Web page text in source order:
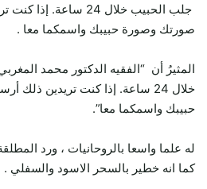
جلب الحبيب خلال 24
صورتك وصورة حبيبك واسمكما معا .
المثيرُ أن “الفقيه الدكتور محمد
خلال 24 ساعة. إذا كنت تريدين
حبيبك واسمكما معا”.
له علما واسعا بالروحانيات ، ورد
كما انه خطير بالسحر الاسود والسفلي .